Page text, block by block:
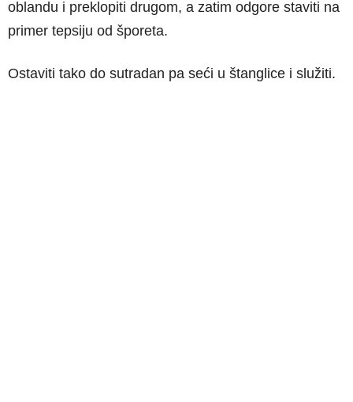
oblandu i preklopiti drugom, a zatim odgore staviti na
primer tepsiju od šporeta.
Ostaviti tako do sutradan pa seći u štanglice i služiti.